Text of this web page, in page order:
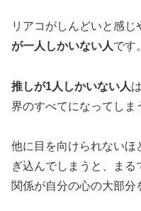
リアコがしんどいと感じ
が一人しかいない人です。
推しが1人しかいない人
界のすべてになってしま
他に目を向けられないほ
ぎ込んでしまうと、ま
関係が自分の心の大部分